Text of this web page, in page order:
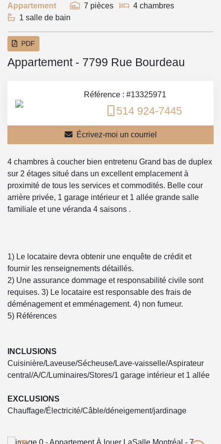
Appartement 7 pièces
4 chambres
1 salle de bain
PDF
Appartement - 7799 Rue Bourdeau
Référence : #13325971
514 924-7445
Écrivez-moi un courriel
4 chambres à coucher bien entretenu Grand bas de duplex
sur 2 étages situé dans un excellent emplacement à
proximité de tous les services et commodités. Belle cour
arrière privée, 1 garage intérieur et 1 allée grande salle
familiale et une véranda 4 saisons .
1) Le locataire devra obtenir une enquête de crédit et
fournir les renseignements détaillés.
2) Une assurance dommage et responsabilité civile sont
requises. 3) Le locataire est responsable des frais de
déménagement et emménagement. 4) non fumeur.
5) Références
INCLUSIONS
Cuisinière/Laveuse/Sécheuse/Lave-vaisselle/Aspirateur
central/A/C/Luminaires/Stores/1 garage intérieur et 1 allée
EXCLUSIONS
Chauffage/Électricité/Câble/déneigement/jardinage